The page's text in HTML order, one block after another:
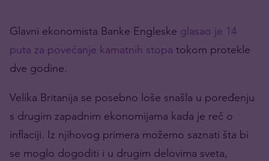
Glavni ekonomista Banke Engleske glasao je 14
puta za povećanje kamatnih stopa tokom protekle
dve godine.
Velika Britanija se posebno loše snašla u poređenju
s drugim zapadnim ekonomijama kada je reč o
inflaciji. Iz njihovog primera možemo saznati šta bi
se moglo dogoditi i u drugim delovima sveta,